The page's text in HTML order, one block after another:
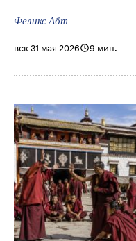
Феликс Абт
вск 31 мая 2026 9 мин.